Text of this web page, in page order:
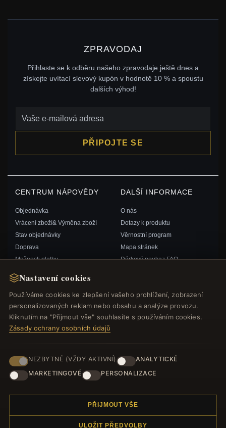
Nastavení cookies
Používáme cookies ke zlepšení vašeho prohlížení, zobrazení
personalizovaných reklam nebo obsahu a analýze provozu.
Kliknutím na "Přijmout vše" souhlasíte s používáním cookies.
Zásady ochrany osobních údajů
NEZBYTNÉ (VŽDY AKTIVNÍ)
ANALYTICKÉ
MARKETINGOVÉ
PERSONALIZACE
PŘIJMOUT VŠE
ULOŽIT PŘEDVOLBY
ZPRAVODAJ
Přihlaste se k odběru našeho zpravodaje ještě dnes a
získejte uvítací slevový kupón v hodnotě 10 % a spoustu
dalších výhod!
PŘIPOJTE SE
CENTRUM NÁPOVĚDY
Objednávka
Vrácení zboží& Výměna zboží
Stav objednávky
Doprava
Možnosti platby
Kontaktujte nás
DALŠÍ INFORMACE
O nás
Dotazy k produktu
Věrnostní program
Mapa stránek
Dárkový poukaz FAQ
RYCHLÉ ODKAZY
Nové produkty
Speciální nabídky
Blog
Recenze
Přihlásit se
SLEDUJTE NÁS